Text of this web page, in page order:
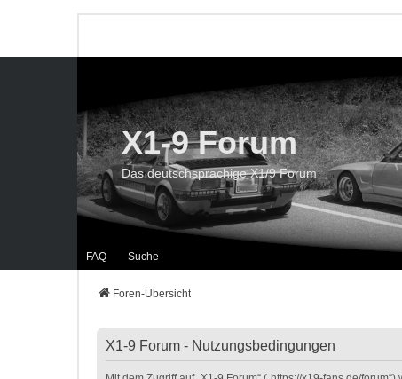
FAQ Suche
X1-9 Forum
Das deutschsprachige X1/9 Forum
Foren-Übersicht
X1-9 Forum - Nutzungsbedingungen